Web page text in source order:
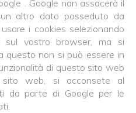
. Google non assocerà il
altro dato posseduto da
i cookies selezionando
sul vostro browser, ma si
questo non si può essere in
di questo sito web
web, si acconsete al
da parte di Google per le